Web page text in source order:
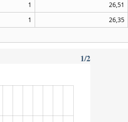
1 26,51
1 26,35